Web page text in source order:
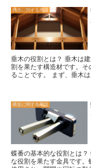
重要です。定期的な清掃
持することができます。
果のあるものもありますの
スカイライトは、自然光を
向上させるだけでなく、エ
献します。その美しい光の
でみてください。
います。また、CBは非常
多くの建築プロジェクトで利用されて
耐火性があることです。コ
災の際に建物の構造を保護
使用することで建物の耐火性を
断熱性にも優れています。
り、外部からの熱や冷気を
物内部の温度を一定に保
ながります。 さらに、CBは耐震性にも優れています。コンクリート
徴から、建築や土木工事に
利点を活かして、安全で
構造に関する用語
垂木の役割とは？ 垂木は建築やリフォームにおいて非常に重要な役
割を果たす構造材です。
ることです。 まず、垂木は屋根の骨組みを支える役割を担っていま
ば、垂木の配置によって
担っています。屋根には
木はその負荷を均等に分
す。また、地震などの自
める役割を果たします。 さらに、垂木は断熱効果や防音効果にも貢
献しています。垂木の間に
熱や音の逃げを防ぎます。
構造に関する用語
蝶番の基本的な役割とは？ 蝶番は、建築やリフォームにおいて重要
な役割を果たす金具です